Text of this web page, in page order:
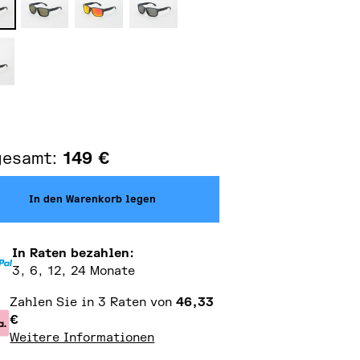
149 €
In den Warenkorb legen
In Raten bezahlen:
3, 6, 12, 24 Monate
Zahlen Sie in 3 Raten von46,33
€
Weitere Informationen